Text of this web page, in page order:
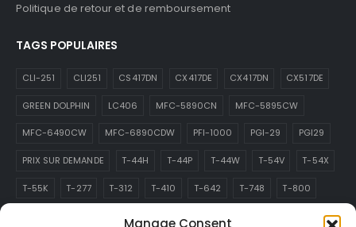
Manage Consent
Politique de retour et de remboursement
TAGS POPULAIRES
CLI-251 CLI251 CS417DN CX417DE CX417DN CX517DE
GREEN DOLPHIN LC406 MFC-5890CN MFC-5895CW
MFC-6490CW MFC-6890CDW PFI-1000 PGI-29 PGI29
PRIX SUR DEMANDE T-44H T-44P T-44W T-54V T-54X
T-55K T-277 T-312 T-410 T-642 T-748 T-800
T252